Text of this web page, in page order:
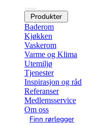
Produkter
Baderom
Kjøkken
Vaskerom
Varme og Klima
Utemiljø
Tjenester
Inspirasjon og råd
Referanser
Medlemsservice
Om oss
Finn rørlegger